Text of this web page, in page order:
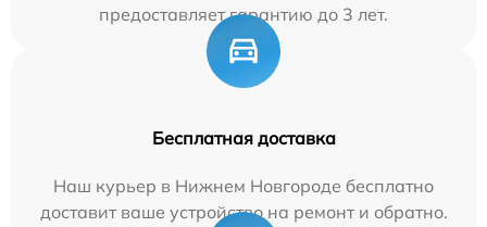
предоставляет гарантию до 3 лет.
Бесплатная доставка
Наш курьер в Нижнем Новгороде бесплатно
доставит ваше устройство на ремонт и обратно.